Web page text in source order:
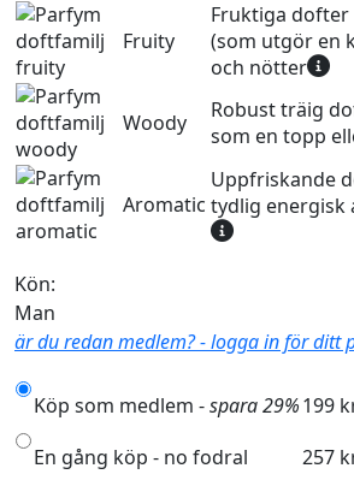
Fruity
Fruktiga
(som utgör en
och nötter
Woody
Robust träig
som en topp
Aromatic
Uppfriskande
tydlig energisk
Kön:
Man
är du redan medlem? - logga in för ditt
Köp som medlem -spara 29%199
En gång köp - no fodral
257